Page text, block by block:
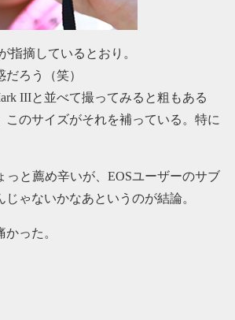
指摘しているとおり。
ろう（笑）
IIIと並べて撮ってみると粗もある
のサイズがそれを補っている。特に
と薦め辛いが、EOSユーザーのサブ
ゃないかなあというのが結論。
かった。